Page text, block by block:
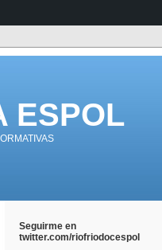
ESPOL
Seguirme en
twitter.com/riofriodocespol